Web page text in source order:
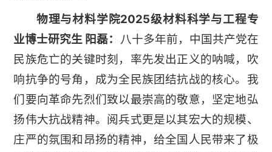
物理与材料学院2025级材料科学与工程专
业博士研究生 阳磊： 八十多年前，中国共产党在
民族危亡的关键时刻，率先发出正义的呐喊，吹
响抗争的号角，成为全民族团结抗战的核心。我
们要向革命先烈们致以最崇高的敬意，坚定地弘
扬伟大抗战精神。阅兵式更是以其宏大的规模、
庄严的氛围和昂扬的精神，给全国人民带来了极